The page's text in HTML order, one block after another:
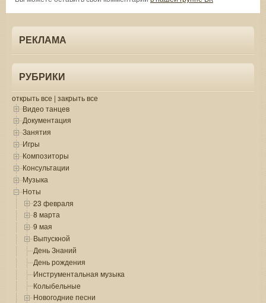
РЕКЛАМА
РУБРИКИ
открыть все | закрыть все
Видео танцев
Документация
Занятия
Игры
Композиторы
Консультации
Музыка
Ноты
23 февраля
8 марта
9 мая
Выпускной
День Знаний
День рождения
Инструментальная музыка
Колыбельные
Новогодние песни